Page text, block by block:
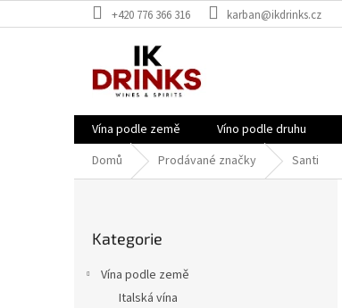
na
+420 776 366 316 karban@ikdrinks.cz
Vína podle země Víno podle druhu
Domů
Prodávané značky Santi
kategorie
Kategorie
Vína podle země
Italská vína